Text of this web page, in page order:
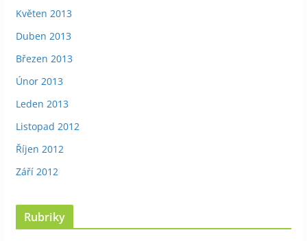
Květen 2013
Duben 2013
Březen 2013
Únor 2013
Leden 2013
Listopad 2012
Říjen 2012
Září 2012
Rubriky